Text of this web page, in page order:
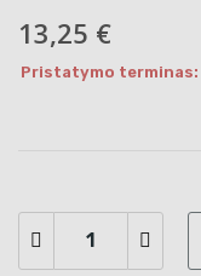
13,25 €
Pristatymo